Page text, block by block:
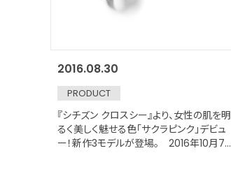
2016.08.30
PRODUCT
『シチズン クロスシー』より、女性の肌を明
るく美しく魅せる色「サクラピンク」デビュ
ー！新作3モデルが登場。 2016年10月7日